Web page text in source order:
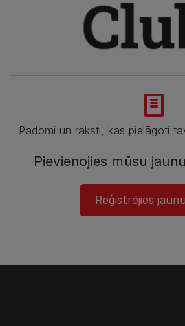
Padomi un raksti, kas pielāgoti
Pievienojies mūsu
Reģistrējies